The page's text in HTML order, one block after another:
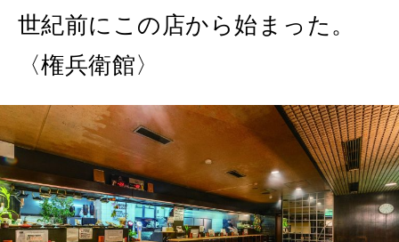
世紀前にこの店から始まった。
〈権兵衛館〉